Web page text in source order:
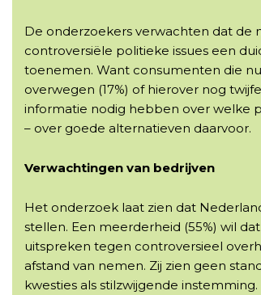
De onderzoekers verwachten dat de
controversiële politieke issues een
toenemen. Want consumenten die
overwegen (17%) of hierover nog
informatie nodig hebben over welke
– over goede alternatieven daarvoor.
Verwachtingen van bedrijven
Het onderzoek laat zien dat
stellen. Een meerderheid (55%) wil
uitspreken tegen controversieel
afstand van nemen. Zij zien geen
kwesties als stilzwijgende instemming.